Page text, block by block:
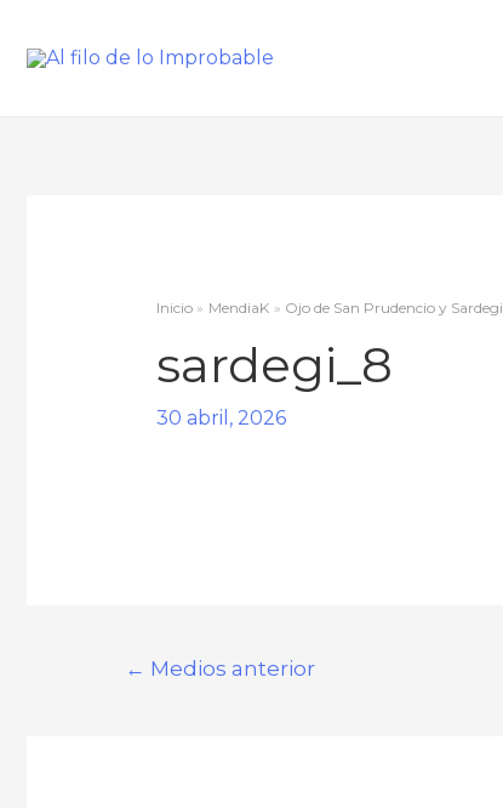
Inicio MendiaK Ojo de San Prudencio y Sardegi
sardegi_8
30 abril, 2026
← Medios anterior